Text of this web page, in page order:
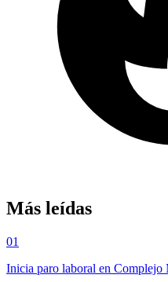
Más leídas
01
Inicia paro laboral en Complejo